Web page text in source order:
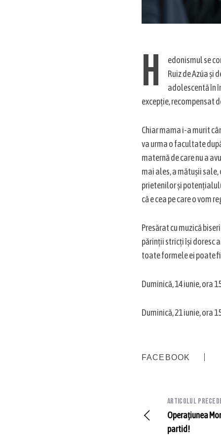
H
edonismul se
Ruiz de Azúa și
adolescentă în
excepție, recompensat
Chiar mama i-a murit
va urma o facultate
maternă de care nu a
mai ales, a mătușii
prietenilor și
că e cea pe care o vom
Presărat cu muzică
părinții stricți își doresc
toate formele ei poate
Duminică, 14 iunie, ora
Duminică, 21 iunie, ora
FACEBOOK
Articolul
Operațiunea
partid!